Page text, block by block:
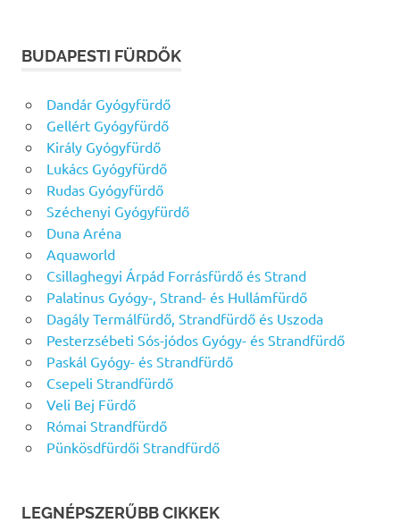
BUDAPESTI FÜRDŐK
Dandár Gyógyfürdő
Gellért Gyógyfürdő
Király Gyógyfürdő
Lukács Gyógyfürdő
Rudas Gyógyfürdő
Széchenyi Gyógyfürdő
Duna Aréna
Aquaworld
Csillaghegyi Árpád Forrásfürdő és Strand
Palatinus Gyógy-, Strand- és Hullámfürdő
Dagály Termálfürdő, Strandfürdő és Uszoda
Pesterzsébeti Sós-jódos Gyógy- és Strandfürdő
Paskál Gyógy- és Strandfürdő
Csepeli Strandfürdő
Veli Bej Fürdő
Római Strandfürdő
Pünkösdfürdői Strandfürdő
LEGNÉPSZERŰBB CIKKEK